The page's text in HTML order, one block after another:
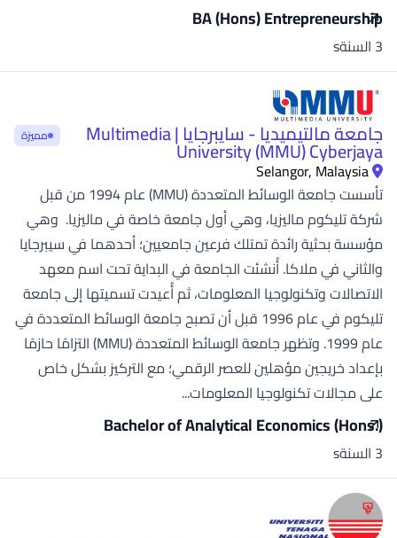
BA (Hons) Entrepreneurship
3 السنةs
جامعة مالتيميديا - سايبرجايا | Multimedia
University (MMU) Cyberjaya مميزة
Selangor, Malaysia
تأسست جامعة الوسائط المتعددة (MMU) عام 1994 من قبل
شركة تليكوم ماليزيا، وهي أول جامعة خاصة في ماليزيا. وهي
مؤسسة بحثية رائدة تمتلك فرعين جامعيين؛ أحدهما في سيبرجايا
والثاني في ملاكا. أُنشئت الجامعة في البداية تحت اسم معهد
الاتصالات وتكنولوجيا المعلومات، ثم أُعيدت تسميتها إلى جامعة
تليكوم في عام 1996 قبل أن تصبح جامعة الوسائط المتعددة في
عام 1999. وتظهر جامعة الوسائط المتعددة (MMU) التزامًا حازمًا
بإعداد خريجين مؤهلين للعصر الرقمي؛ مع التركيز بشكل خاص
على مجالات تكنولوجيا المعلومات...
Bachelor of Analytical Economics (Hons.)
3 السنةs